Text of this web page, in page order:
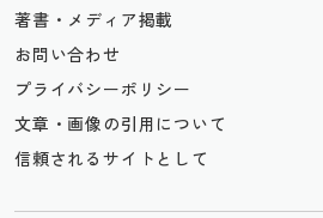
著書・メディア掲載
お問い合わせ
プライバシーポリシー
文章・画像の引用について
信頼されるサイトとして